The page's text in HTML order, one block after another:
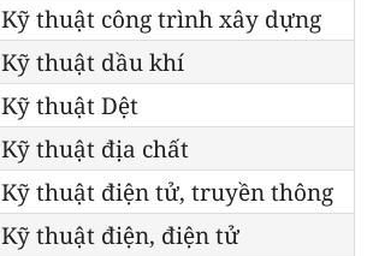
Kỹ thuật công trình xây dựng
Kỹ thuật dầu khí
Kỹ thuật Dệt
Kỹ thuật địa chất
Kỹ thuật điện tử, truyền thông
Kỹ thuật điện, điện tử